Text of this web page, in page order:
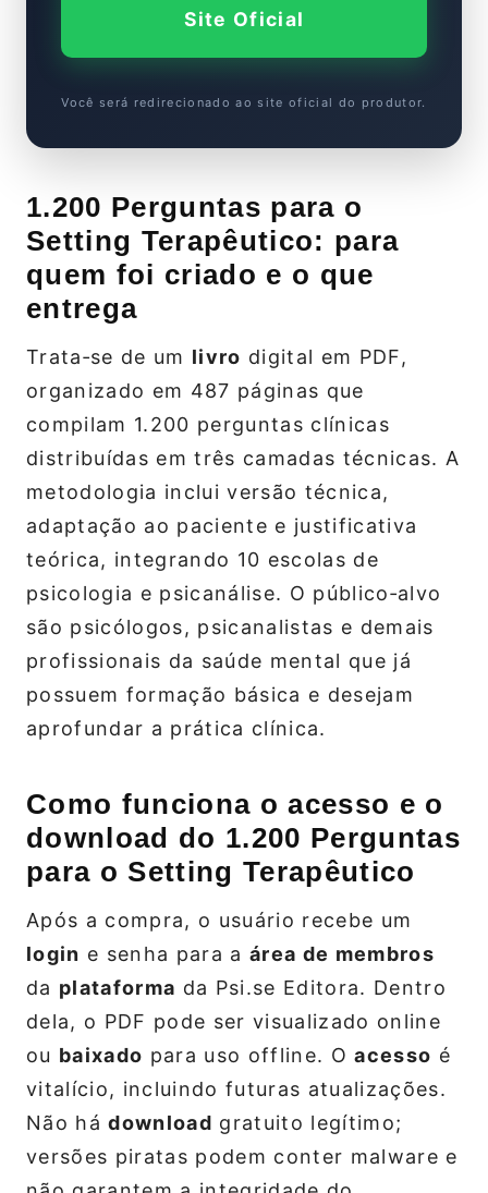
Site Oficial
Você será redirecionado ao site oficial do produtor.
1.200 Perguntas para o
Setting Terapêutico: para
quem foi criado e o que
entrega
Trata‑se de um livro digital em PDF,
organizado em 487 páginas que
compilam 1.200 perguntas clínicas
distribuídas em três camadas técnicas. A
metodologia inclui versão técnica,
adaptação ao paciente e justificativa
teórica, integrando 10 escolas de
psicologia e psicanálise. O público‑alvo
são psicólogos, psicanalistas e demais
profissionais da saúde mental que já
possuem formação básica e desejam
aprofundar a prática clínica.
Como funciona o acesso e o
download do 1.200 Perguntas
para o Setting Terapêutico
Após a compra, o usuário recebe um
login e senha para a área de membros
da plataforma da Psi.se Editora. Dentro
dela, o PDF pode ser visualizado online
ou baixado para uso offline. Oacesso é
vitalício, incluindo futuras atualizações.
Não hádownload gratuito legítimo;
versões piratas podem conter malware e